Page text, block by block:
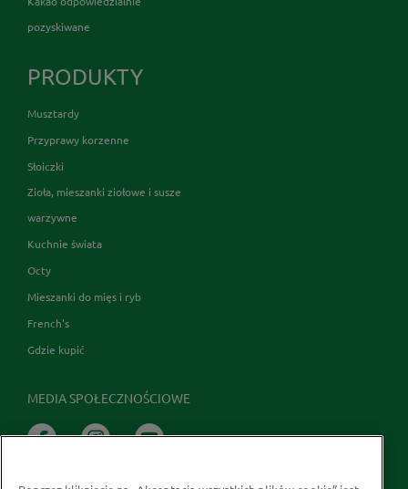
pozyskiwane
PRODUKTY
Musztardy
Przyprawy korzenne
Słoiczki
Zioła, mieszanki ziołowe i susze
warzywne
Kuchnie świata
Octy
Mieszanki do mięs i ryb
French's
Gdzie kupić
MEDIA SPOŁECZNOŚCIOWE